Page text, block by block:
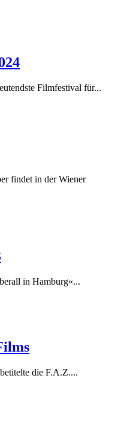
Filmfestival für...
findet in der Wiener
in Hamburg«...
die F.A.Z....